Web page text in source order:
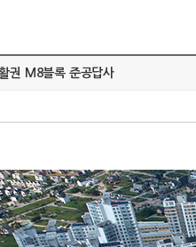
권 M8블록 준공답사